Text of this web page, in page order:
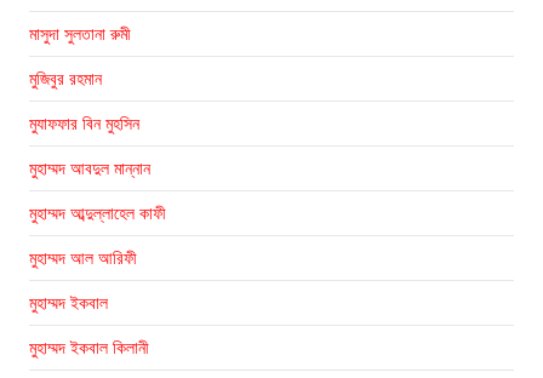
মাসুদা সুলতানা রুমী
মুজিবুর রহমান
মুযাফফার বিন মুহসিন
মুহাম্মদ আবদুল মান্নান
মুহাম্মদ আব্দুল্লাহেল কাফী
মুহাম্মদ আল আরিফী
মুহাম্মদ ইকবাল
মুহাম্মদ ইকবাল কিলানী